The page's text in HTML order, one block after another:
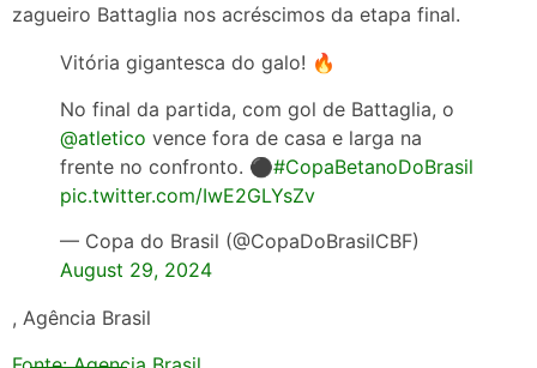
zagueiro Battaglia nos acréscimos da etapa final.
Vitória gigantesca do galo! 🔥
No final da partida, com gol de Battaglia, o
@atletico vence fora de casa e larga na
frente no confronto. ⚫️#CopaBetanoDoBrasil
pic.twitter.com/IwE2GLYsZv
— Copa do Brasil (@CopaDoBrasilCBF)
August 29, 2024
, Agência Brasil